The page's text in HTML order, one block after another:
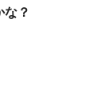
な？